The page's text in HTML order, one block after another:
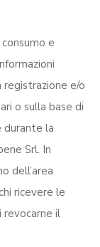
e
e/o
o sulla base di
durante la
Srl. In
dell’area
ricevere le
revocarne il